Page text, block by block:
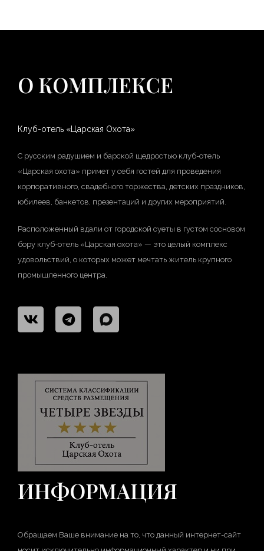
О КОМПЛЕКСЕ
Клуб-отель «Царская Охота»
С русским радушием и барской щедростью клуб-отель
«Царская охота» примет у себя гостей для проведения
корпоративного, свадебного торжества, детских праздников,
юбилеев, банкетов, презентаций и других мероприятий.
Расположенный вдали от городской суеты в густом сосновом
бору клуб-отель «Царская охота» — это целый комплекс
удовольствий, о которых может мечтать житель крупного
промышленного центра.
ИНФОРМАЦИЯ
Обращаем Ваше внимание на то, что данный интернет-сайт